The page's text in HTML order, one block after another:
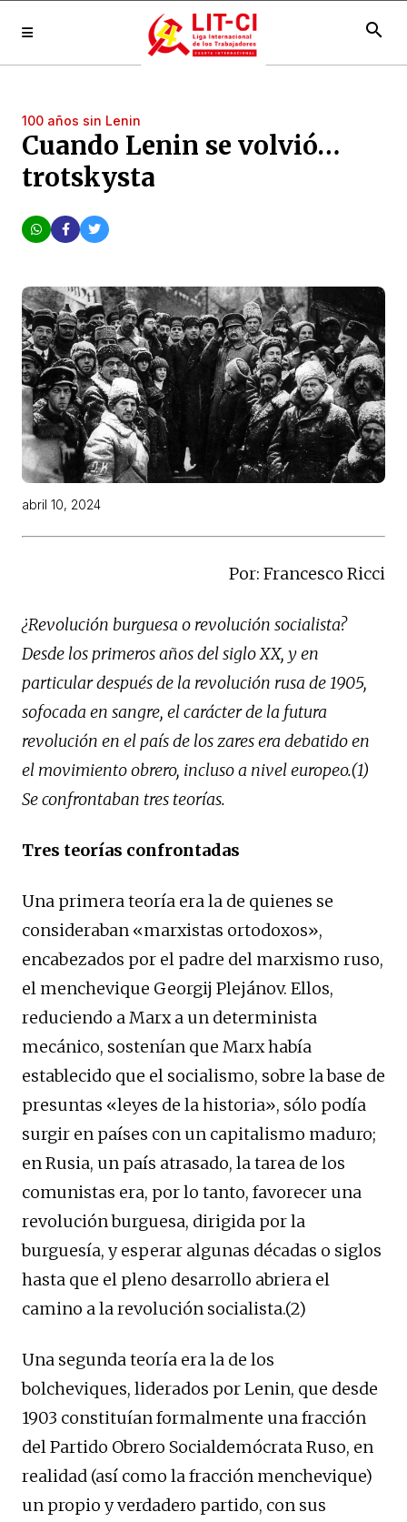
search
100 años sin Lenin
Cuando Lenin se volvió…
trotskysta
abril 10, 2024
Por: Francesco Ricci
¿Revolución burguesa o revolución socialista?
Desde los primeros años del siglo XX, y en
particular después de la revolución rusa de 1905,
sofocada en sangre, el carácter de la futura
revolución en el país de los zares era debatido en
el movimiento obrero, incluso a nivel europeo.(1)
Se confrontaban tres teorías.
Tres teorías confrontadas
Una primera teoría era la de quienes se
consideraban «marxistas ortodoxos»,
encabezados por el padre del marxismo ruso,
el menchevique Georgij Plejánov. Ellos,
reduciendo a Marx a un determinista
mecánico, sostenían que Marx había
establecido que el socialismo, sobre la base de
presuntas «leyes de la historia», sólo podía
surgir en países con un capitalismo maduro;
en Rusia, un país atrasado, la tarea de los
comunistas era, por lo tanto, favorecer una
revolución burguesa, dirigida por la
burguesía, y esperar algunas décadas o siglos
hasta que el pleno desarrollo abriera el
camino a la revolución socialista.(2)
Una segunda teoría era la de los
bolcheviques, liderados por Lenin, que desde
1903 constituían formalmente una fracción
del Partido Obrero Socialdemócrata Ruso, en
realidad (así como la fracción menchevique)
un propio y verdadero partido, con sus